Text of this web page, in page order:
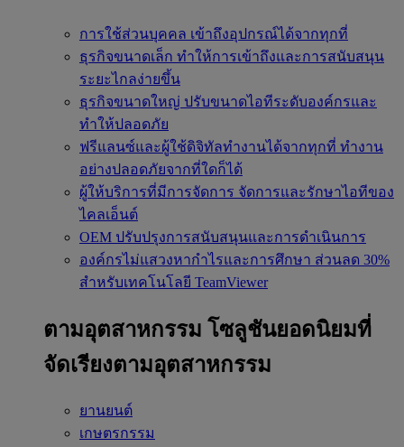
การใช้ส่วนบุคคล เข้าถึงอุปกรณ์ได้จากทุกที่
ธุรกิจขนาดเล็ก ทำให้การเข้าถึงและการสนับสนุน
ระยะไกลง่ายขึ้น
ธุรกิจขนาดใหญ่ ปรับขนาดไอทีระดับองค์กรและ
ทำให้ปลอดภัย
ฟรีแลนซ์และผู้ใช้ดิจิทัลทำงานได้จากทุกที่ ทำงาน
อย่างปลอดภัยจากที่ใดก็ได้
ผู้ให้บริการที่มีการจัดการ จัดการและรักษาไอทีของ
ไคลเอ็นต์
OEM ปรับปรุงการสนับสนุนและการดำเนินการ
องค์กรไม่แสวงหากำไรและการศึกษา ส่วนลด 30%
สำหรับเทคโนโลยี TeamViewer
ตามอุตสาหกรรม โซลูชันยอดนิยมที่
จัดเรียงตามอุตสาหกรรม
ยานยนต์
เกษตรกรรม